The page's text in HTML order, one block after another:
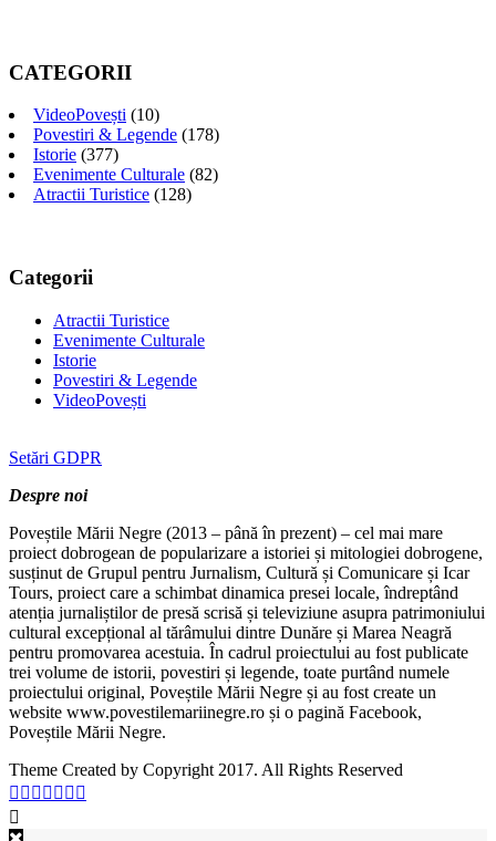
CATEGORII
VideoPovești (10)
Povestiri & Legende (178)
Istorie (377)
Evenimente Culturale (82)
Atractii Turistice (128)
Categorii
Atractii Turistice
Evenimente Culturale
Istorie
Povestiri & Legende
VideoPovești
Setări GDPR
Despre noi
Poveștile Mării Negre (2013 – până în prezent) – cel mai mare
proiect dobrogean de popularizare a istoriei și mitologiei dobrogene,
susținut de Grupul pentru Jurnalism, Cultură și Comunicare și Icar
Tours, proiect care a schimbat dinamica presei locale, îndreptând
atenția jurnaliștilor de presă scrisă și televiziune asupra patrimoniului
cultural excepțional al tărâmului dintre Dunăre și Marea Neagră
pentru promovarea acestuia. În cadrul proiectului au fost publicate
trei volume de istorii, povestiri și legende, toate purtând numele
proiectului original, Poveștile Mării Negre și au fost create un
website www.povestilemariinegre.ro și o pagină Facebook,
Poveștile Mării Negre.
Theme Created by Copyright 2017. All Rights Reserved